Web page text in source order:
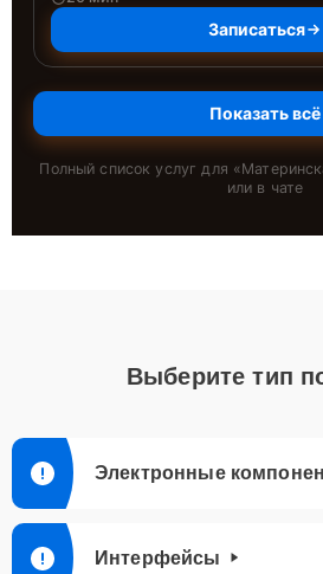
Записаться
Показать всё
Полный список услуг для «
или в чате
Выберите тип
Электронные
Интерфейсы